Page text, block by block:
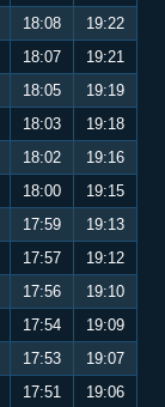
18:08
19:22
18:07
19:21
18:05
19:19
18:03
19:18
18:02
19:16
18:00
19:15
17:59
19:13
17:57
19:12
17:56
19:10
17:54
19:09
17:53
19:07
17:51
19:06